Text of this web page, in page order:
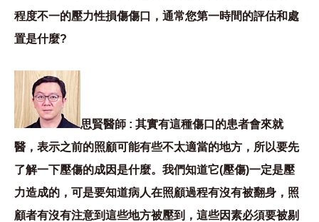
程度不一的壓力性損傷傷口，通常您第一時間的評估和處
置是什麼?
思賢醫師 : 其實有這種傷口的患者會來就
醫，表示之前的照顧可能有些不太適當的地方，所以要先
了解一下壓傷的成因是什麼。我們知道它(壓傷)一定是壓
力造成的，可是要知道病人在照顧過程有沒有被翻身，照
顧者有沒有注意到這些地方被壓到，這些因素必須要被剔